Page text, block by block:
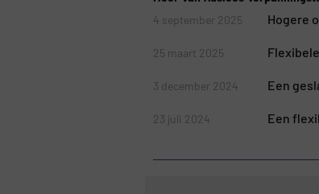
4 september 2025 Hogere
25 maart 2025
3 december 2024 Een
23 juli 2024 Een